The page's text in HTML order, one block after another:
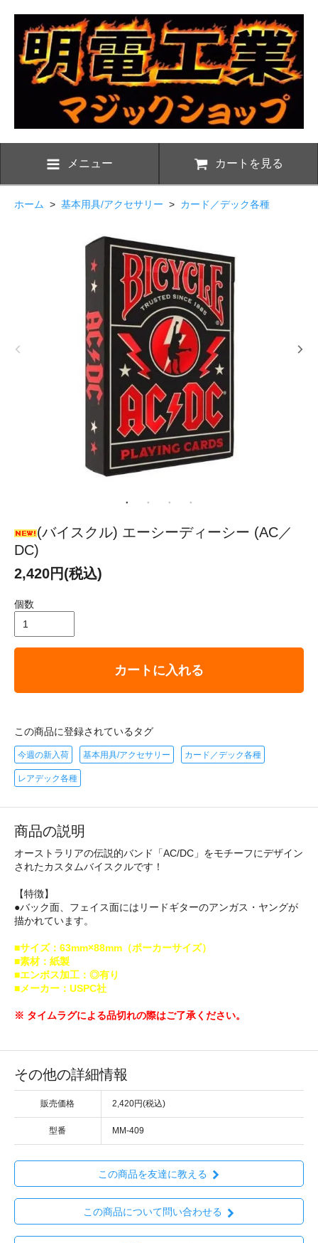
メニュー カートを見る
ホーム > 基本用具/アクセサリー > カード／デック各種
(バイスクル) エーシーディーシー (AC／
DC)
2,420円(税込)
個数
カートに入れる
この商品に登録されているタグ
今週の新入荷 基本用具/アクセサリー カード／デック各種
レアデック各種
商品の説明
オーストラリアの伝説的バンド「AC/DC」をモチーフにデザイン
されたカスタムバイスクルです！
【特徴】
●バック面、フェイス面にはリードギターのアンガス・ヤングが
描かれています。
■サイズ：63mm×88mm（ポーカーサイズ）
■素材：紙製
■エンボス加工：◎有り
■メーカー：USPC社
※ タイムラグによる品切れの際はご了承ください。
その他の詳細情報
販売価格 2,420円(税込)
型番 MM-409
この商品を友達に教える
この商品について問い合わせる